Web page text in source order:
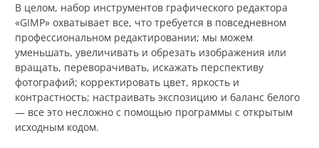
В целом, набор инструментов графического редактора
«GIMP» охватывает все, что требуется в повседневном
профессиональном редактировании; мы можем
уменьшать, увеличивать и обрезать изображения или
вращать, переворачивать, искажать перспективу
фотографий; корректировать цвет, яркость и
контрастность; настраивать экспозицию и баланс белого
— все это несложно с помощью программы с открытым
исходным кодом.